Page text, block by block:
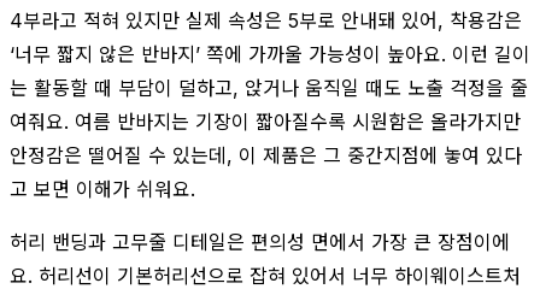
4부라고 적혀 있지만 실제 속성은 5부로 안내돼 있어, 착용감은
‘너무 짧지 않은 반바지’ 쪽에 가까울 가능성이 높아요. 이런 길이
는 활동할 때 부담이 덜하고, 앉거나 움직일 때도 노출 걱정을 줄
여줘요. 여름 반바지는 기장이 짧아질수록 시원함은 올라가지만
안정감은 떨어질 수 있는데, 이 제품은 그 중간지점에 놓여 있다
고 보면 이해가 쉬워요.
허리 밴딩과 고무줄 디테일은 편의성 면에서 가장 큰 장점이에
요. 허리선이 기본허리선으로 잡혀 있어서 너무 하이웨이스트처